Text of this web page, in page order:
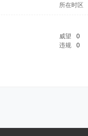
所在时区
威望
0
违规
0